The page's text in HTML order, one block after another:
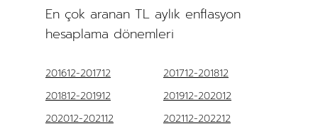
En çok aranan TL aylık enflasyon
hesaplama dönemleri
201612-201712
201712-201812
201812-201912
201912-202012
202012-202112
202112-202212